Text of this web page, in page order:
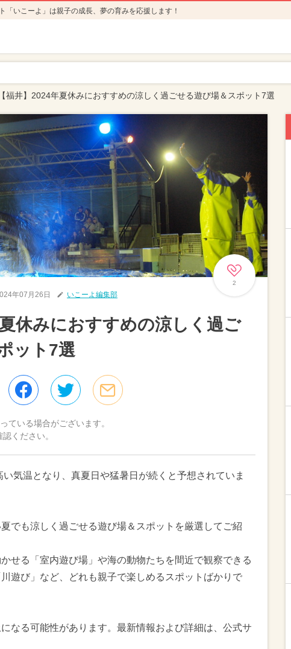
「いこーよ」は親子の成長、夢の育みを応援します！
【福井】2024年夏休みにおすすめの涼しく過ごせる遊び場＆スポット7選
2
年07月26日 いこーよ編集部
夏休みにおすすめの涼しく過ご
ット7選
ている場合がございます。
ください。
気温となり、真夏日や猛暑日が続くと予想されていま
でも涼しく過ごせる遊び場＆スポットを厳選してご紹
せる「室内遊び場」や海の動物たちを間近で観察できる
川遊び」など、どれも親子で楽しめるスポットばかりで
なる可能性があります。最新情報および詳細は、公式サ